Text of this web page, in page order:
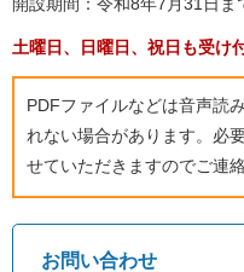
土曜日、日曜日、祝日も受け
PDFファイルなどは音声読
れない場合があります。必
せていただきますのでご連
お問い合わせ